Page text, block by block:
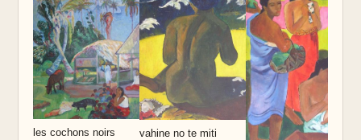
les cochons noirs vahine no te miti